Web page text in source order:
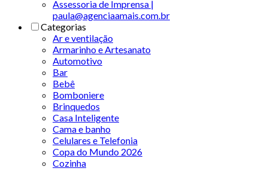
Assessoria de Imprensa |
paula@agenciaamais.com.br
Categorias
Ar e ventilação
Armarinho e Artesanato
Automotivo
Bar
Bebê
Bomboniere
Brinquedos
Casa Inteligente
Cama e banho
Celulares e Telefonia
Copa do Mundo 2026
Cozinha